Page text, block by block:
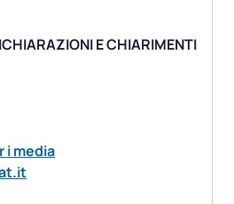
E CHIARIMENTI
i media